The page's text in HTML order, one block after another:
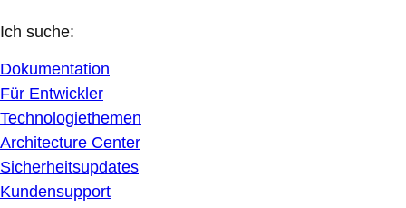
Ich suche:
Dokumentation
Für Entwickler
Technologiethemen
Architecture Center
Sicherheitsupdates
Kundensupport